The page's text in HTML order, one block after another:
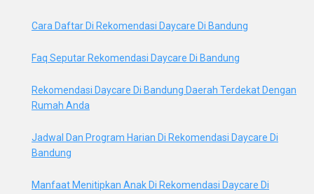
Cara Daftar Di Rekomendasi Daycare Di Bandung
Faq Seputar Rekomendasi Daycare Di Bandung
Rekomendasi Daycare Di Bandung Daerah Terdekat Dengan
Rumah Anda
Jadwal Dan Program Harian Di Rekomendasi Daycare Di
Bandung
Manfaat Menitipkan Anak Di Rekomendasi Daycare Di